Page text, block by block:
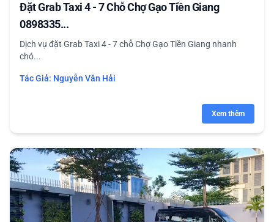
Đặt Grab Taxi 4 - 7 Chỗ Chợ Gạo Tiền Giang
0898335...
Dịch vụ đặt Grab Taxi 4 - 7 chỗ Chợ Gạo Tiền Giang nhanh
chó...
Tác Giả: Nguyễn Văn Hải
Xem thêm